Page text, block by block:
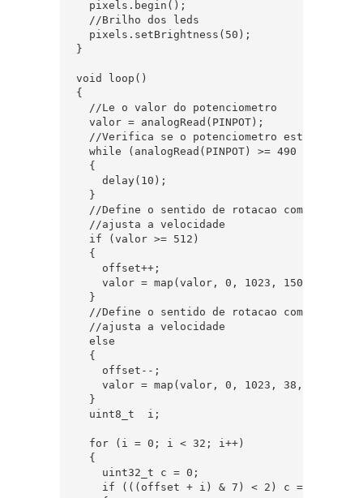
  pixels.begin();
  //Brilho dos leds
  pixels.setBrightness(50);
}
void loop()
{
  //Le o valor do potenciometro
  valor = analogRead(PINPOT);
//Verifica se o potenciometro esta na
while (analogRead(PINPOT) >= 490 &&
  {
    delay(10);
  }
//Define o sentido de rotacao como
  //ajusta a velocidade
  if (valor >= 512)
  {
    offset++;
    valor = map(valor, 0, 1023, 150, 38);
  }
//Define o sentido de rotacao como anti-
  //ajusta a velocidade
  else
  {
    offset--;
    valor = map(valor, 0, 1023, 38, 150);
  }
  uint8_t  i;
  for (i = 0; i < 32; i++)
  {
    uint32_t c = 0;
if (((offset + i) & 7) < 2) c = color;